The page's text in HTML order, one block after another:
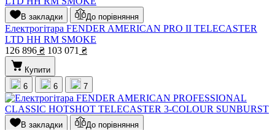
В закладки До порівняння
Електрогітара FENDER AMERICAN PRO II TELECASTER
LTD HH RM SMOKE
126 896 ₴ 103 071 ₴
Купити
6
6 7
В закладки До порівняння